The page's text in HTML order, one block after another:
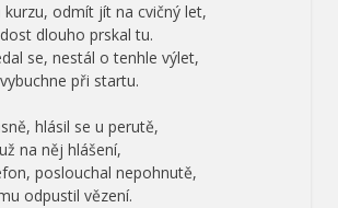
kurzu, odmít jít na cvičný let,
dlouho prskal tu.
se, nestál o tenhle výlet,
při startu.
hlásil se u perutě,
na něj hlášení,
poslouchal nepohnutě,
odpustil vězení.